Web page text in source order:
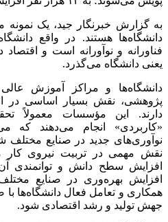
به گزارش خبرنگار جید، یک
دانشگاه‌ها هستند. در واقع
فناورانه و نوآورانه است و
یعنی دانشگاه می‌گذرد.
دانشگاه‌ها و مراکز آموزش
پژوهشی، نقش بسیار اساسی در
دارند. این مؤسسات معمولاً
«کاربردی» انجام می‌دهند که
نوآوری‌های جدید در صنایع مختلف
نقش مهمی در تربیت نیروی کار
افزایش سطح دانش و توانمندی
افزایش بهره‌وری در صنایع
همکاری و تعامل فعال دانشگاه‌ها
جهش تولید و رشد اقتصادی شود.